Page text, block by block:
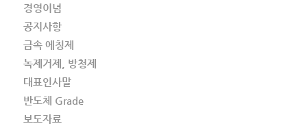
경영이념
공지사항
금속 에칭제
녹제거제, 방청제
대표인사말
반도체 Grade
보도자료